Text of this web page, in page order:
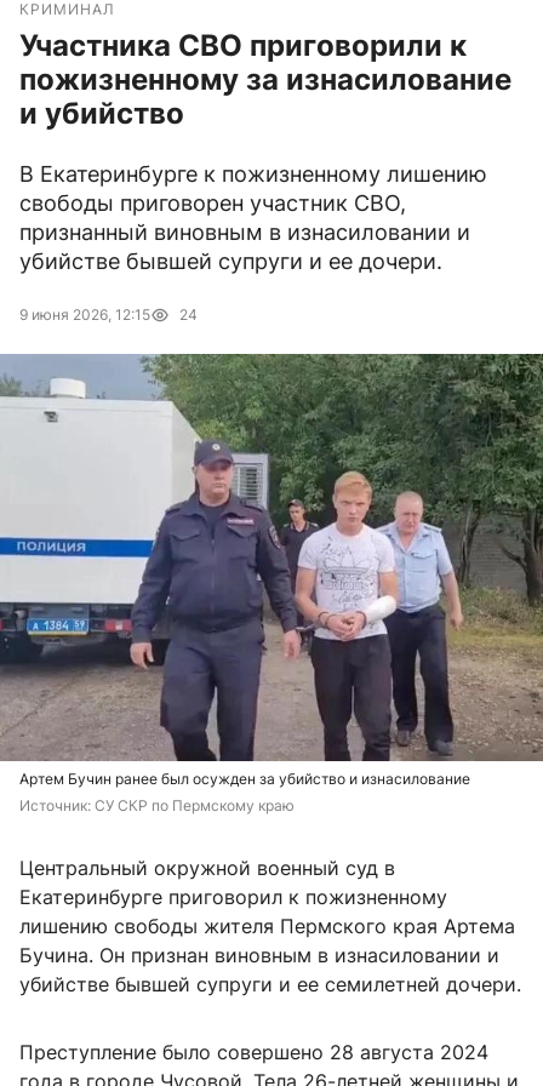
КРИМИНАЛ
Участника СВО приговорили к
пожизненному за изнасилование
и убийство
В Екатеринбурге к пожизненному лишению
свободы приговорен участник СВО,
признанный виновным в изнасиловании и
убийстве бывшей супруги и ее дочери.
9 июня 2026, 12:15 24
Артем Бучин ранее был осужден за убийство и изнасилование
Источник: СУ СКР по Пермскому краю
Центральный окружной военный суд в
Екатеринбурге приговорил к пожизненному
лишению свободы жителя Пермского края Артема
Бучина. Он признан виновным в изнасиловании и
убийстве бывшей супруги и ее семилетней дочери.
Преступление было совершено 28 августа 2024